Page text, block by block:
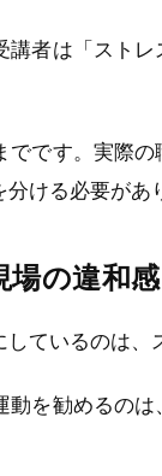
講者は「スト
でです。実際
ける必要があ
場の違和感
ているのは
動を勧めるの